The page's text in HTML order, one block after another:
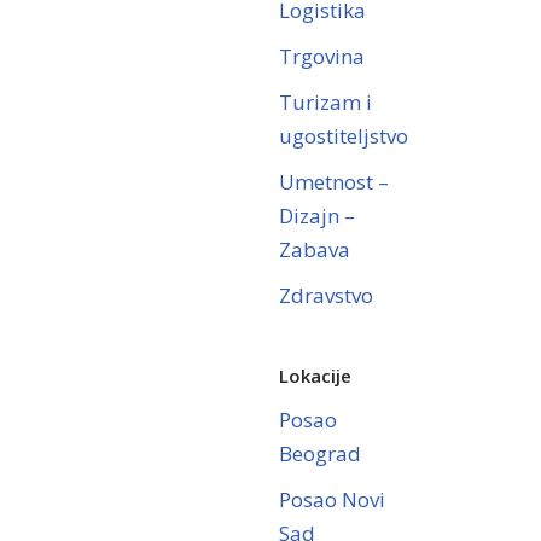
Logistika
Trgovina
Turizam i
ugostiteljstvo
Umetnost –
Dizajn –
Zabava
Zdravstvo
Lokacije
Posao
Beograd
Posao Novi
Sad